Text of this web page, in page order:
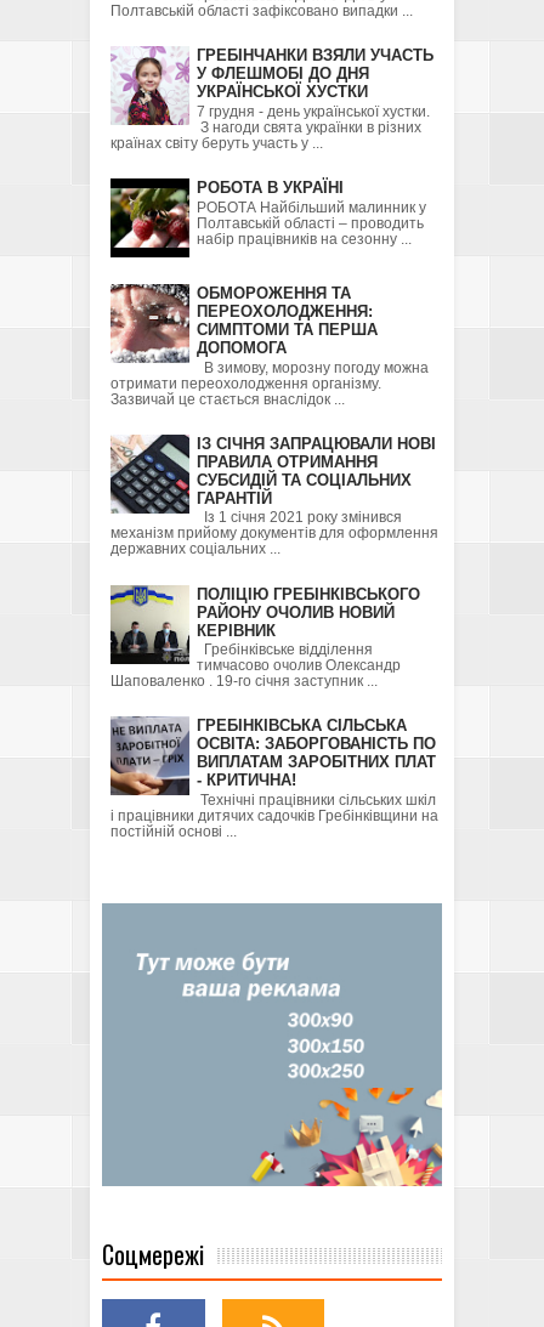
Полтавській області зафіксовано випадки ...
ГРЕБІНЧАНКИ ВЗЯЛИ УЧАСТЬ
У ФЛЕШМОБІ ДО ДНЯ
УКРАЇНСЬКОЇ ХУСТКИ
7 грудня - день української хустки.
З нагоди свята українки в різних
країнах світу беруть участь у ...
РОБОТА В УКРАЇНІ
РОБОТА Найбільший малинник у
Полтавській області – проводить
набір працівників на сезонну ...
ОБМОРОЖЕННЯ ТА
ПЕРЕОХОЛОДЖЕННЯ:
СИМПТОМИ ТА ПЕРША
ДОПОМОГА
В зимову, морозну погоду можна
отримати переохолодження організму.
Зазвичай це стається внаслідок ...
ІЗ СІЧНЯ ЗАПРАЦЮВАЛИ НОВІ
ПРАВИЛА ОТРИМАННЯ
СУБСИДІЙ ТА СОЦІАЛЬНИХ
ГАРАНТІЙ
Із 1 січня 2021 року змінився
механізм прийому документів для оформлення
державних соціальних ...
ПОЛІЦІЮ ГРЕБІНКІВСЬКОГО
РАЙОНУ ОЧОЛИВ НОВИЙ
КЕРІВНИК
Гребінківське відділення
тимчасово очолив Олександр
Шаповаленко . 19-го січня заступник ...
ГРЕБІНКІВСЬКА СІЛЬСЬКА
ОСВІТА: ЗАБОРГОВАНІСТЬ ПО
ВИПЛАТАМ ЗАРОБІТНИХ ПЛАТ
- КРИТИЧНА!
Технічні працівники сільських шкіл
і працівники дитячих садочків Гребінківщини на
постійній основі ...
Соцмережі